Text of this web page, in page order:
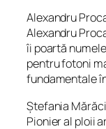
Alexandru
Alexandru
îi poartă
pentru fotoni
fundamentale
Ștefania
Pionier al ploii